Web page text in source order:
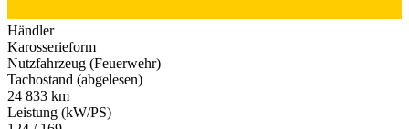
Händler
Karosserieform
Nutzfahrzeug (Feuerwehr)
Tachostand (abgelesen)
24 833 km
Leistung (kW/PS)